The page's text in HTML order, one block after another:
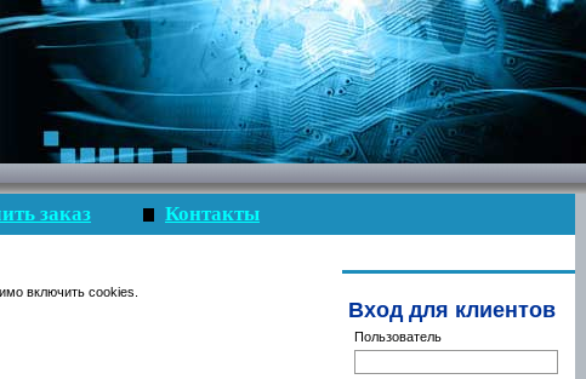
заказ Контакты
включить cookies.
Вход для клиентов
Пользователь